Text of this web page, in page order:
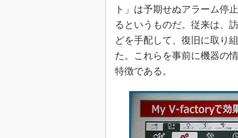
ト」は予期せぬアラーム停
るというものだ。従来は、
どを手配して、復旧に取り
た。これらを事前に機器の
特徴である。